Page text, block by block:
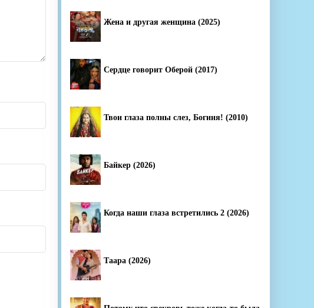
Жена и другая женщина (2025)
Сердце говорит Оберой (2017)
Твои глаза полны слез, Богиня! (2010)
Байкер (2026)
Когда наши глаза встретились 2 (2026)
Таара (2026)